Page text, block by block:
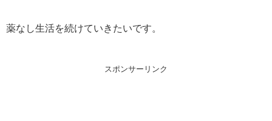
薬なし生活を続けていきたいです。
スポンサーリンク